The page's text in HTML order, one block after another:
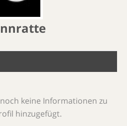
keine Informationen zu
hinzugefügt.